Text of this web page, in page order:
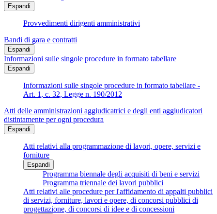
Espandi
Provvedimenti dirigenti amministrativi
Bandi di gara e contratti
Espandi
Informazioni sulle singole procedure in formato tabellare
Espandi
Informazioni sulle singole procedure in formato tabellare -
Art. 1, c. 32, Legge n. 190/2012
Atti delle amministrazioni aggiudicatrici e degli enti aggiudicatori
distintamente per ogni procedura
Espandi
Atti relativi alla programmazione di lavori, opere, servizi e
forniture
Espandi
Programma biennale degli acquisiti di beni e servizi
Programma triennale dei lavori pubblici
Atti relativi alle procedure per l'affidamento di appalti pubblici
di servizi, forniture, lavori e opere, di concorsi pubblici di
progettazione, di concorsi di idee e di concessioni